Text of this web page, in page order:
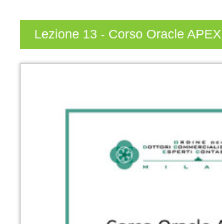
Lezione 13 - Corso Oracle APEX